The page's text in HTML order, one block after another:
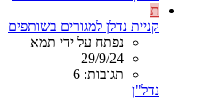
ת
קניית נדלן למגורים בשותפים
נפתח על ידי תמא
29/9/24
תגובות: 6
נדל"ן